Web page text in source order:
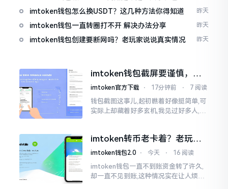
就懂了
imtoken钱包怎么换USDT？这几种方法你得知道 昨天
imtoken钱包一直转圈打不开 解决办法分享 昨天
imtoken钱包创建要断网吗？老玩家说说真实情况 昨天
imtoken钱包截屏要谨慎，别
把隐私当儿戏
imtoken官方下载 ⋅ 17分钟前 ⋅ 7 阅读
钱包截图这事儿,起初瞧着好像挺简单,可
实际上却藏着好多玄机,我见过好多人,总
得
imtoken转币老卡着？老玩家
教你几招搞定
imtoken钱包2.0 ⋅ 今天 ⋅ 16 阅读
imtoken钱包一直不到账资金转了许久,
却一直不见到账,这种情况实在让人烦躁,